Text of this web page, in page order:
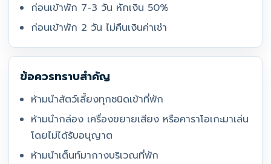
ก่อนเข้าพัก 7-3 วัน หักเงิน 50%
ก่อนเข้าพัก 2 วัน ไม่คืนเงินค่าเช่า
ข้อควรทราบสำคัญ
ห้ามนำสัตว์เลี้ยงทุกชนิดเข้าที่พัก
ห้ามนำกล่อง เครื่องขยายเสียง หรือคาราโอเกะมาเล่น
โดยไม่ได้รับอนุญาต
ห้ามนำเต็นท์มากางบริเวณที่พัก